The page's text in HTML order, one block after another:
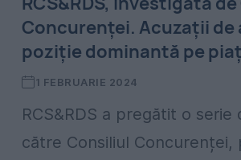
Concurenței. Acuzații de
poziție dominantă pe
1 FEBRUARIE 2024
RCS&RDS a pregătit o serie
către Consiliul Concurenței,